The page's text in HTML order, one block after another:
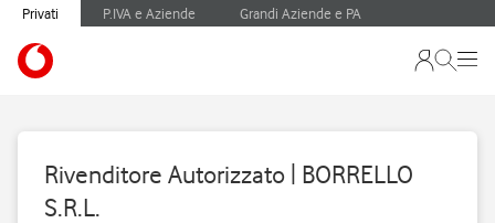
Privati P.IVA e Aziende Grandi Aziende e PA
Rivenditore Autorizzato | BORRELLO
S.R.L.